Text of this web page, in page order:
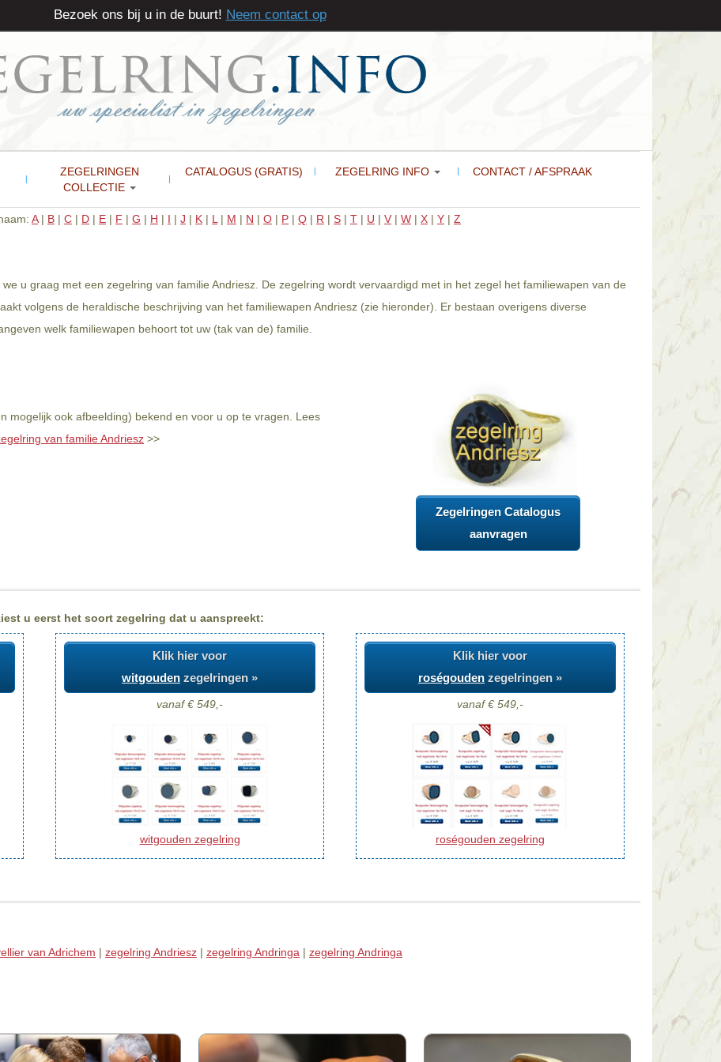
ZEGELRINGEN
COLLECTIE
CATALOGUS (GRATIS) ZEGELRING INFO CONTACT / AFSPRAAK
A| B | C | D | E | F | G | H | I | J | K | L | M | N | O | P | Q | R | S | T | U | V | W | X | Y | Z
u graag met een zegelring van familie Andriesz. De zegelring wordt vervaardigd met in het zegel het familiewapen van de
volgens de heraldische beschrijving van het familiewapen Andriesz (zie hieronder). Er bestaan overigens diverse
welk familiewapen behoort tot uw (tak van de) familie.
mogelijk ook afbeelding) bekend en voor u op te vragen. Lees
van familie Andriesz >>
Zegelringen Catalogus
aanvragen
u eerst het soort zegelring dat u aanspreekt:
Klik hier voor
witgouden zegelringen »
vanaf € 549,-
witgouden zegelring
Klik hier voor
roségouden zegelringen »
vanaf € 549,-
roségouden zegelring
van Adrichem | zegelring Andriesz | zegelring Andringa | zegelring Andringa
Bezoek ons bij u in de buurt! Neem contact op